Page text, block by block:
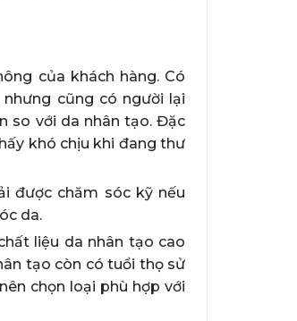
của khách hàng. Có
cũng có người lại
so với da nhân tạo. Đặc
khó chịu khi đang thư
được chăm sóc kỹ nếu
da.
liệu da nhân tạo cao
tạo còn có tuổi thọ sử
chọn loại phù hợp với